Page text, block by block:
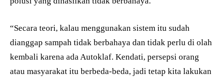
“Secara teori, kalau menggunakan sistem itu sudah
dianggap sampah tidak berbahaya dan tidak perlu di olah
kembali karena ada Autoklaf. Kendati, persepsi orang
atau masyarakat itu berbeda-beda, jadi tetap kita lakukan